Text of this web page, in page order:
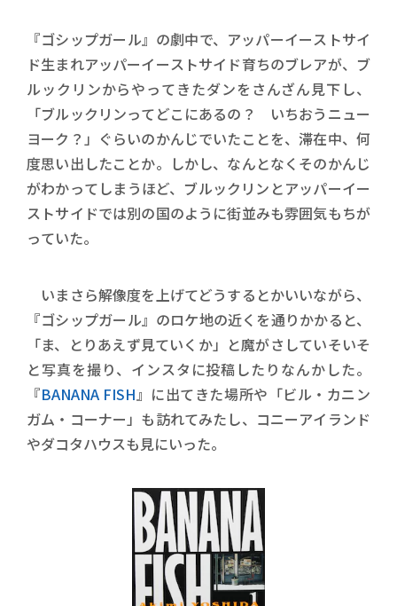
『ゴシップガール』の劇中で、アッパーイーストサイ
ド生まれアッパーイーストサイド育ちのブレアが、ブ
ルックリンからやってきたダンをさんざん見下し、
「ブルックリンってどこにあるの？ いちおうニュー
ヨーク？」ぐらいのかんじでいたことを、滞在中、何
度思い出したことか。しかし、なんとなくそのかんじ
がわかってしまうほど、ブルックリンとアッパーイー
ストサイドでは別の国のように街並みも雰囲気もちが
っていた。
いまさら解像度を上げてどうするとかいいながら、
『ゴシップガール』のロケ地の近くを通りかかると、
「ま、とりあえず見ていくか」と魔がさしていそいそ
と写真を撮り、インスタに投稿したりなんかした。
『BANANA FISH』に出てきた場所や「ビル・カニン
ガム・コーナー」も訪れてみたし、コニーアイランド
やダコタハウスも見にいった。